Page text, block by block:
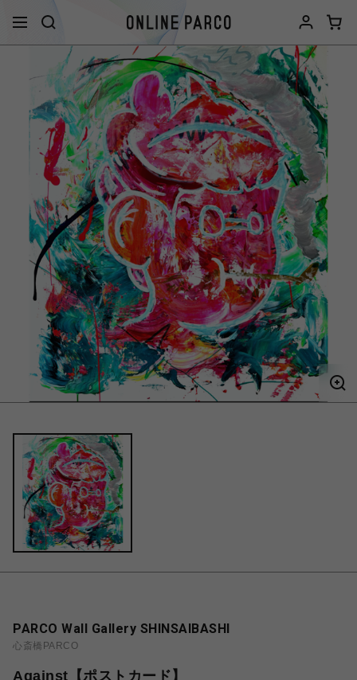
PARCO Wall Gallery SHINSAIBASHI
心斎橋PARCO
Against【ポストカード】